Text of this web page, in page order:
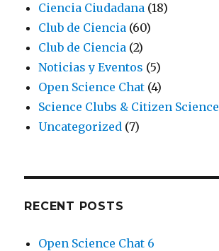
Ciencia Ciudadana (18)
Club de Ciencia (60)
Club de Ciencia (2)
Noticias y Eventos (5)
Open Science Chat (4)
Science Clubs & Citizen Science
Uncategorized (7)
RECENT POSTS
Open Science Chat 6